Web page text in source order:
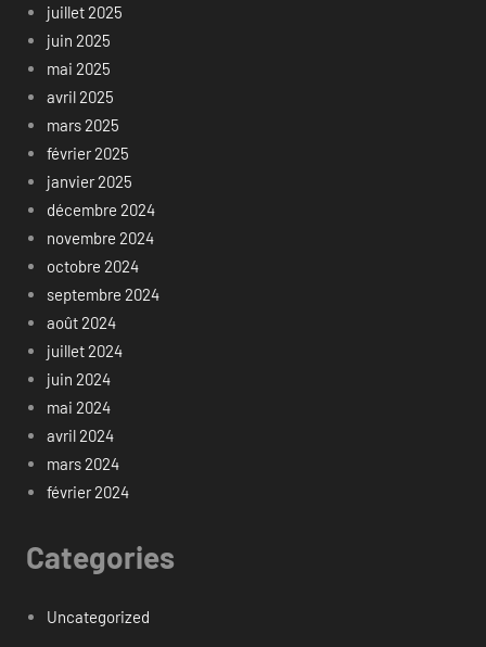
juillet 2025
juin 2025
mai 2025
avril 2025
mars 2025
février 2025
janvier 2025
décembre 2024
novembre 2024
octobre 2024
septembre 2024
août 2024
juillet 2024
juin 2024
mai 2024
avril 2024
mars 2024
février 2024
Categories
Uncategorized